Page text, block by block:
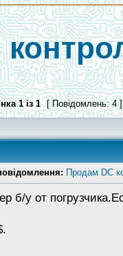
1із1 [ Повідомлень: 4
Продам DC
б/у от